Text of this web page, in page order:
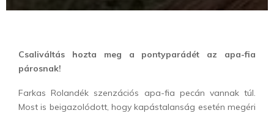
Csaliváltás hozta meg a pontyparádét az apa-fia
párosnak!
Farkas Rolandék szenzációs apa-fia pecán vannak túl.
Most is beigazolódott, hogy kapástalanság esetén megéri